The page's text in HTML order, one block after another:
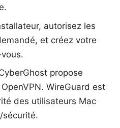
autorisez les
et créez votre
propose
WireGuard est
des utilisateurs Mac
sécurité.